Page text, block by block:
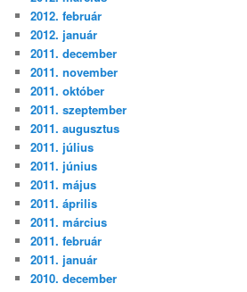
2012. február
2012. január
2011. december
2011. november
2011. október
2011. szeptember
2011. augusztus
2011. július
2011. június
2011. május
2011. április
2011. március
2011. február
2011. január
2010. december